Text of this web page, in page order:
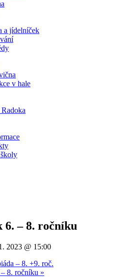
a jídelníček
v hale
– 8. ročníku
2023 @ 15:00
– 8. +9. roč.
8. ročníku »